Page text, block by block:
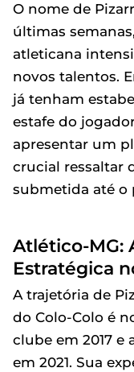
O nome de
últimas
atleticana
novos talentos.
já tenham
estafe do
apresentar um
crucial ressaltar
submetida até o
Atlético-MG:
Estratégica
A trajetória de
do Colo-Colo é
clube em 2017 e
em 2021. Sua